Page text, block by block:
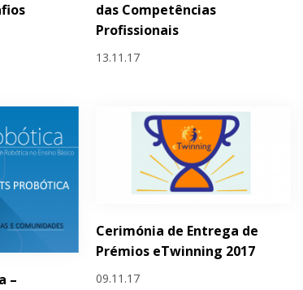
das Competências
Profissionais
13.11.17
–
Cerimónia de Entrega de
Prémios eTwinning 2017
09.11.17